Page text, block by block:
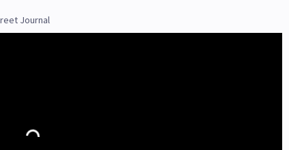
Journal